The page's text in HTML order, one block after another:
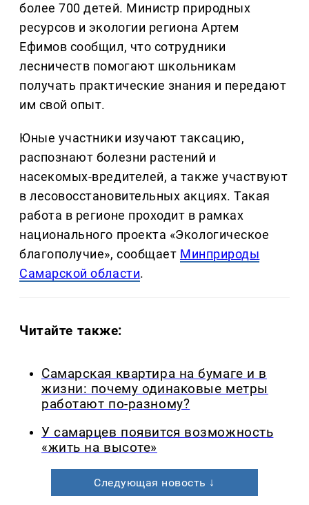
более 700 детей. Министр природных
ресурсов и экологии региона Артем
Ефимов сообщил, что сотрудники
лесничеств помогают школьникам
получать практические знания и передают
им свой опыт.
Юные участники изучают таксацию,
распознают болезни растений и
насекомых-вредителей, а также участвуют
в лесовосстановительных акциях. Такая
работа в регионе проходит в рамках
национального проекта «Экологическое
благополучие», сообщает Минприроды
Самарской области.
Читайте также:
Самарская квартира на бумаге и в
жизни: почему одинаковые метры
работают по-разному?
У самарцев появится возможность
«жить на высоте»
Следующая новость ↓